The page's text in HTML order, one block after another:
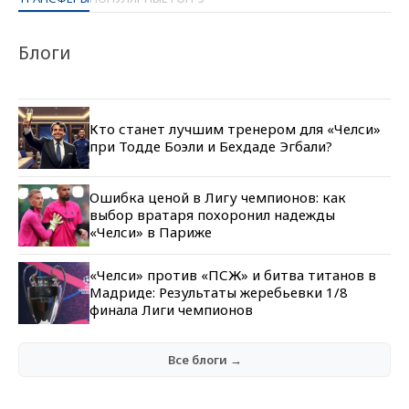
Блоги
Кто станет лучшим тренером для «Челси»
при Тодде Боэли и Бехдаде Эгбали?
Ошибка ценой в Лигу чемпионов: как
выбор вратаря похоронил надежды
«Челси» в Париже
«Челси» против «ПСЖ» и битва титанов в
Мадриде: Результаты жеребьевки 1/8
финала Лиги чемпионов
Все блоги →